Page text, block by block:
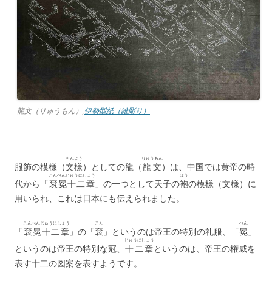
龍文（りゅうもん）,伊勢型紙（錐彫り）
服飾の模様（文様
もんよう
）としての龍（龍文
りゅうもん
）は、中国では黄帝の時
代から「袞冕十二章
こんべんじゅうにしょう
」の一つとして天子の袍
ほう
の模様（文様）に
用いられ、これは日本にも伝えられました。
「袞冕十二章
こんべんじゅうにしょう
」の「袞
こん
」というのは帝王の特別の礼服、「冕
べん
」
というのは帝王の特別な冠、 十二章
じゅうにしょう
というのは、帝王の権威を
表す十二の図案を表すようです。